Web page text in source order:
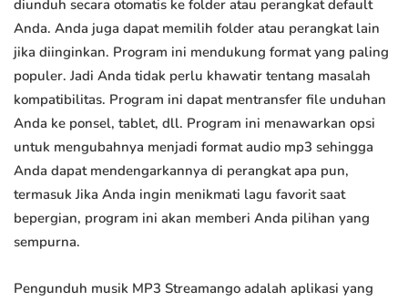
diunduh secara otomatis ke folder atau perangkat default
Anda. Anda juga dapat memilih folder atau perangkat lain
jika diinginkan. Program ini mendukung format yang paling
populer. Jadi Anda tidak perlu khawatir tentang masalah
kompatibilitas. Program ini dapat mentransfer file unduhan
Anda ke ponsel, tablet, dll. Program ini menawarkan opsi
untuk mengubahnya menjadi format audio mp3 sehingga
Anda dapat mendengarkannya di perangkat apa pun,
termasuk Jika Anda ingin menikmati lagu favorit saat
bepergian, program ini akan memberi Anda pilihan yang
sempurna.
Pengunduh musik MP3 Streamango adalah aplikasi yang